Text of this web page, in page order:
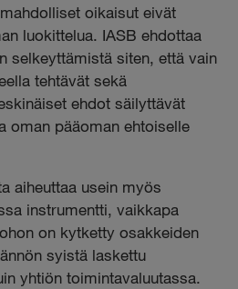
oikaisut eivät
luokittelua. IASB ehdottaa
selkeyttämistä siten, että vain
tehtävät sekä
ehdot säilyttävät
oman pääoman ehtoiselle
aiheuttaa usein myös
instrumentti, vaikkapa
on kytketty osakkeiden
syistä laskettu
yhtiön toimintavaluutassa.